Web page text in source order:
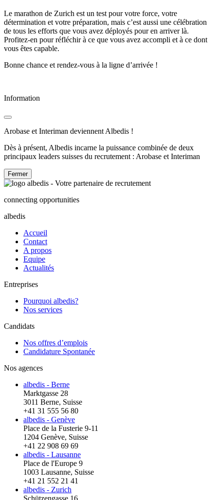
Le marathon de Zurich est un test pour votre force, votre
détermination et votre préparation, mais c’est aussi une célébration
de tous les efforts que vous avez déployés pour en arriver là.
Profitez-en pour réfléchir à ce que vous avez accompli et à ce dont
vous êtes capable.
Bonne chance et rendez-vous à la ligne d’arrivée !
Information
Arobase et Interiman deviennent Albedis !
Dès à présent, Albedis incarne la puissance combinée de deux
principaux leaders suisses du recrutement : Arobase et Interiman
Fermer
connecting opportunities
albedis
Accueil
Contact
A propos
Equipe
Actualités
Entreprises
Pourquoi albedis?
Nos services
Candidats
Nos offres d’emplois
Candidature Spontanée
Nos agences
albedis - Berne
Marktgasse 28
3011 Berne, Suisse
+41 31 555 56 80
albedis - Genève
Place de la Fusterie 9-11
1204 Genève, Suisse
+41 22 908 69 69
albedis - Lausanne
Place de l'Europe 9
1003 Lausanne, Suisse
+41 21 552 21 41
albedis - Zurich